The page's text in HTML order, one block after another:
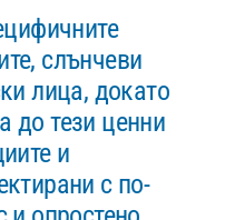
слънчеви
лица, докато
до тези ценни
и
с по-